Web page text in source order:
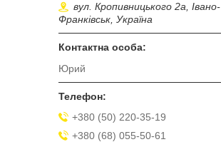
вул. Кропивницького 2а, Івано-
Франківськ, Україна
Юрий
+380 (50) 220-35-19
+380 (68) 055-50-61